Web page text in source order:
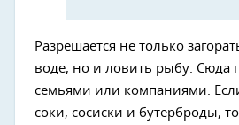
Разрешается не только
воде, но и ловить рыбу. Сюда
семьями или компаниями.
соки, сосиски и бутерброды,